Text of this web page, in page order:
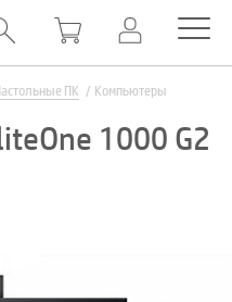
ПК Компьютеры
1000 G2